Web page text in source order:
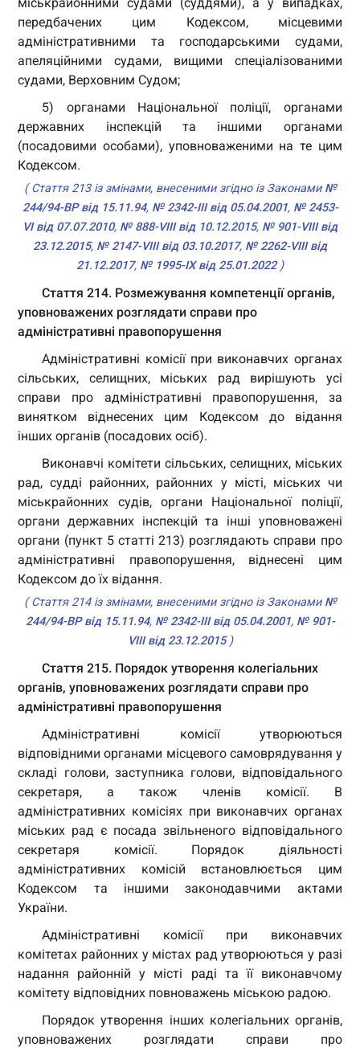
передбачених цим Кодексом, місцевими
адміністративними та господарськими судами,
апеляційними судами, вищими спеціалізованими
судами, Верховним Судом;
5) органами Національної поліції, органами
державних інспекцій та іншими органами
(посадовими особами), уповноваженими на те цим
Кодексом.
( Стаття 213 із змінами, внесеними згідно із Законами №
244/94-ВР від 15.11.94, № 2342-III від 05.04.2001, № 2453-
VI від 07.07.2010, № 888-VIII від 10.12.2015, № 901-VIII від
23.12.2015, № 2147-VIII від 03.10.2017, № 2262-VIII від
21.12.2017, № 1995-IX від 25.01.2022)
Стаття 214. Розмежування компетенції органів,
уповноважених розглядати справи про
адміністративні правопорушення
Адміністративні комісії при виконавчих органах
сільських, селищних, міських рад вирішують усі
справи про адміністративні правопорушення, за
винятком віднесених цим Кодексом до відання
інших органів (посадових осіб).
Виконавчі комітети сільських, селищних, міських
рад, судді районних, районних у місті, міських чи
міськрайонних судів, органи Національної поліції,
органи державних інспекцій та інші уповноважені
органи (пункт 5 статті 213) розглядають справи про
адміністративні правопорушення, віднесені цим
Кодексом до їх відання.
( Стаття 214 із змінами, внесеними згідно із Законами №
244/94-ВР від 15.11.94, № 2342-III від 05.04.2001, № 901-
VIII від 23.12.2015)
Стаття 215. Порядок утворення колегіальних
органів, уповноважених розглядати справи про
адміністративні правопорушення
Адміністративні комісії утворюються
відповідними органами місцевого самоврядування у
складі голови, заступника голови, відповідального
секретаря, а також членів комісії. В
адміністративних комісіях при виконавчих органах
міських рад є посада звільненого відповідального
секретаря комісії. Порядок діяльності
адміністративних комісій встановлюється цим
Кодексом та іншими законодавчими актами
України.
Адміністративні комісії при виконавчих
комітетах районних у містах рад утворюються у разі
надання районній у місті раді та її виконавчому
комітету відповідних повноважень міською радою.
Порядок утворення інших колегіальних органів,
уповноважених розглядати справи про